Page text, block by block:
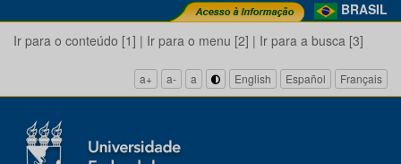
BRASIL
Ir para o conteúdo [1] | Ir para o menu [2] | Ir para a busca [3]
a+ a- a English Español Français